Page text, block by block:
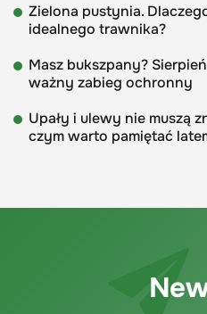
Zielona pustynia.
idealnego trawnika?
Masz bukszpany?
ważny zabieg ochronny
Upały i ulewy nie muszą
czym warto pamiętać